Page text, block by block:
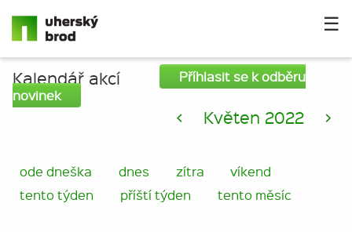
☰
Kalendář akcí
Příhlasit se k odběru
novinek
< Květen 2022 >
ode dneška dnes zítra
víkend
tento týden
příští týden tento měsíc